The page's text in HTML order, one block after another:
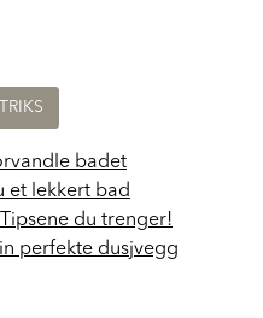
badet
et lekkert bad
du trenger!
perfekte dusjvegg